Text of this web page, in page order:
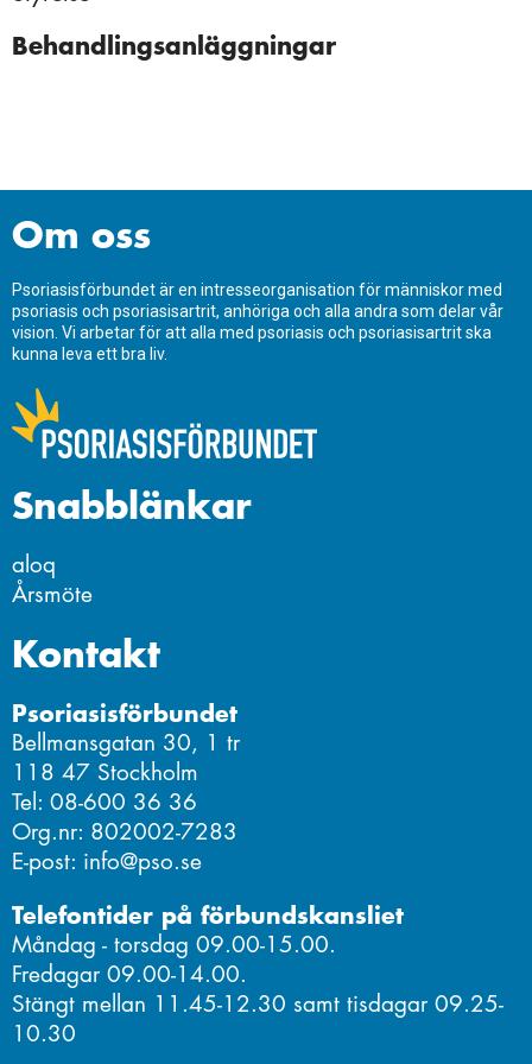
Behandlingsanläggningar
2021-04-25 Verksamhetsplan 2020
Om oss
Psoriasisförbundet är en intresseorganisation för människor med
psoriasis och psoriasisartrit, anhöriga och alla andra som delar vår
vision. Vi arbetar för att alla med psoriasis och psoriasisartrit ska
kunna leva ett bra liv.
Kontakt
Psoriasisförbundet
Bellmansgatan 30, 1 tr
118 47 Stockholm
Tel: 08-600 36 36
Org.nr: 802002-7283
E-post: info@pso.se
Telefontider på förbundskansliet
Måndag - torsdag 09.00-15.00.
Fredagar 09.00-14.00.
Stängt mellan 11.45-12.30 samt tisdagar 09.25-
10.30
Snabblänkar
aloq
Årsmöte